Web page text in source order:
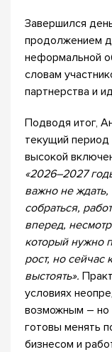
Завершился
продолжением
неформальной
словам
партнерства и
Подводя итог,
текущий
высокой
«2026–2027
важно не ждать,
собраться,
вперед,
который нужно
рост, но сейчас
выстоять».
условиях
возможным – но
готовы менять
бизнесом и